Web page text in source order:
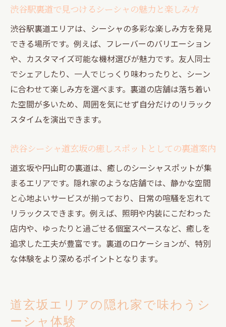
道玄坂や円山町のシーシャスポット昼夜比
較
渋谷シーシャひとり利用も安心の店舗選び
術
渋谷シーシャ個室が生む昼夜の快適空間を
紹介
ひとり時間に最適な渋谷裏道シーシャの選び方
ト厳選
個室で静かに楽しめる渋谷シーシャの魅力
渋谷シーシャ昼間にひとりで過ごす贅沢時
間
渋谷シーシャ安い裏道店で手軽にリラック
ス
シーシャ初心者でも安心の渋谷裏道の選び
方
個室空間でくつろげる渋谷シーシャ体験術
渋谷駅裏道で見つけるシーシャの魅力と楽しみ方
渋谷駅裏道エリアは、シーシャの多彩な楽しみ方を発見
できる場所です。例えば、フレーバーのバリエーション
や、カスタマイズ可能な機材選びが魅力です。友人同士
でシェアしたり、一人でじっくり味わったりと、シーン
に合わせて楽しみ方を選べます。裏道の店舗は落ち着い
た空間が多いため、周囲を気にせず自分だけのリラック
スタイムを演出できます。
渋谷シーシャ道玄坂の癒しスポットとしての裏道案内
道玄坂や円山町の裏道は、癒しのシーシャスポットが集
まるエリアです。隠れ家のような店舗では、静かな空間
と心地よいサービスが揃っており、日常の喧騒を忘れて
リラックスできます。例えば、照明や内装にこだわった
店内や、ゆったりと過ごせる個室スペースなど、癒しを
追求した工夫が豊富です。裏道のロケーションが、特別
な体験をより深めるポイントとなります。
道玄坂エリアの隠れ家で味わうシ
ーシャ体験